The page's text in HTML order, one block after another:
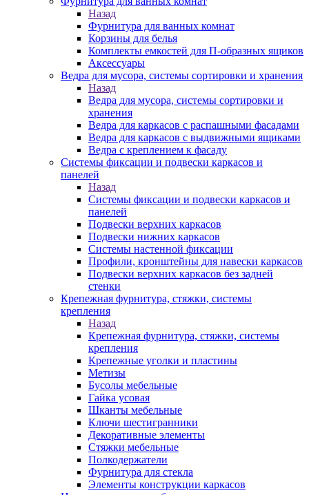
Назад
Фурнитура для ванных комнат
Корзины для белья
Комплекты емкостей для П-образных ящиков
Аксессуары
Ведра для мусора, системы сортировки и хранения
Назад
Ведра для мусора, системы сортировки и
хранения
Ведра для каркасов с распашными фасадами
Ведра для каркасов с выдвижными ящиками
Ведра с креплением к фасаду
Системы фиксации и подвески каркасов и
панелей
Назад
Системы фиксации и подвески каркасов и
панелей
Подвески верхних каркасов
Подвески нижних каркасов
Системы настенной фиксации
Профили, кронштейны для навески каркасов
Подвески верхних каркасов без задней
стенки
Крепежная фурнитура, стяжки, системы
крепления
Назад
Крепежная фурнитура, стяжки, системы
крепления
Крепежные уголки и пластины
Метизы
Бусолы мебельные
Гайка усовая
Шканты мебельные
Ключи шестигранники
Декоративные элементы
Стяжки мебельные
Полкодержатели
Фурнитура для стекла
Элементы конструкции каркасов